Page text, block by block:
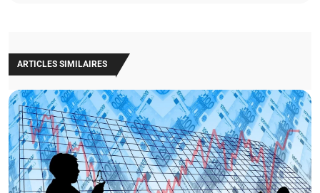
ARTICLES SIMILAIRES